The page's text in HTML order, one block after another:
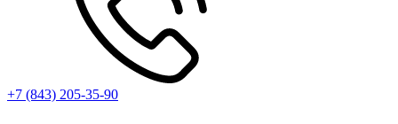
+7 (843) 205-35-90